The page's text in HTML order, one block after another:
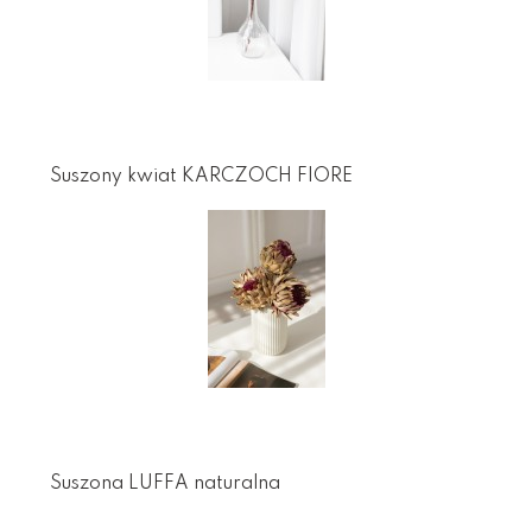
Suszony kwiat KARCZOCH FIORE
Suszona LUFFA naturalna